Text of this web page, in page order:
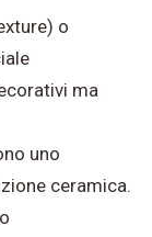
o
ma
uno
ceramica.